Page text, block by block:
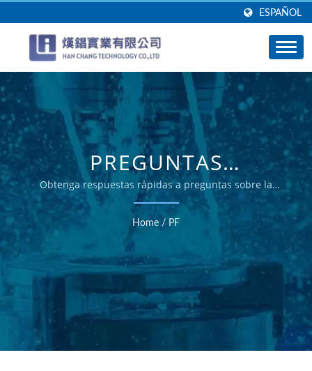
ESPAÑOL
PREGUNTAS
FRECUENTES –
SERVICIOS DE
MECANIZADO CNC
Obtenga respuestas rápidas a preguntas sobre la
fabricación de aluminio CNC
Home / PF